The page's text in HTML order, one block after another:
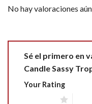
No hay valoraciones
Sé el primero en
Candle Sassy
Your Rating